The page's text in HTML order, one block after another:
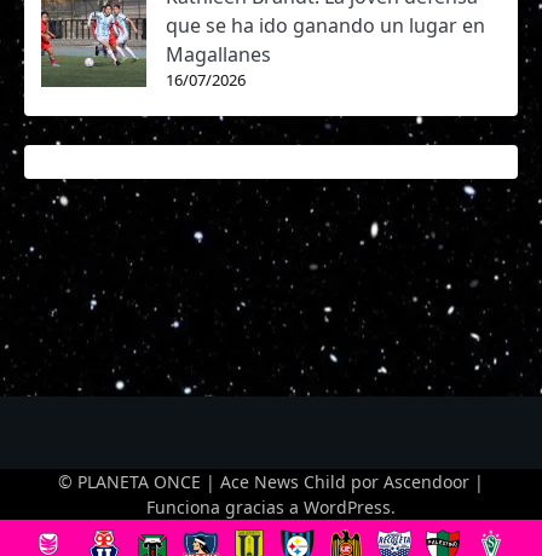
que se ha ido ganando un lugar en
Magallanes
16/07/2026
© PLANETA ONCE | Ace News Child por Ascendoor |
Funciona gracias a WordPress.